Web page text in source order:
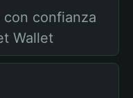
confianza
Wallet